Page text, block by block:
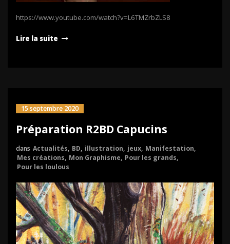
https://www.youtube.com/watch?v=L6TMZrbZLS8
Lire la suite
15 septembre 2020
Préparation R2BD Capucins
dans Actualités, BD, illustration, jeux, Manifestation,
Mes créations, Mon Graphisme, Pour les grands,
Pour les loulous